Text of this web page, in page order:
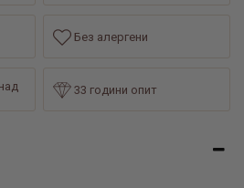
Без алергени
33 години опит